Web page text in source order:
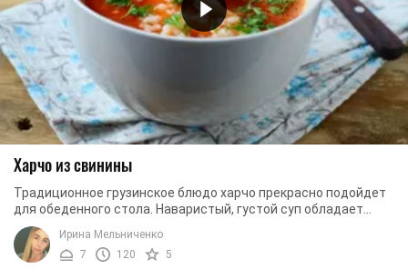
Харчо из свинины
Традиционное грузинское блюдо харчо прекрасно подойдет
для обеденного стола. Наваристый, густой суп обладает
интересным вкусом и великолепным ...
Ирина Мельниченко
7
120 5